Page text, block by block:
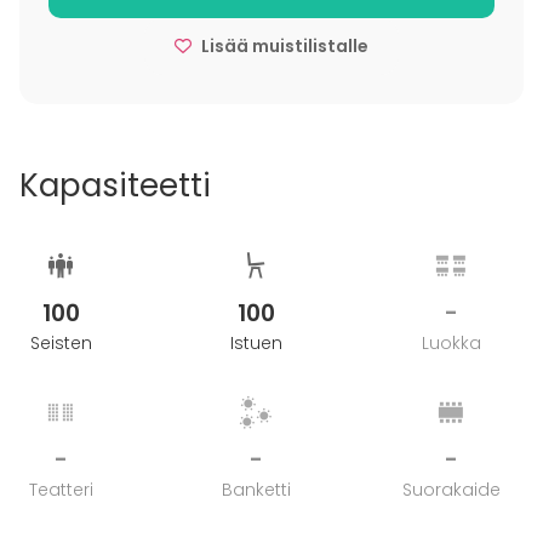
Lisää muistilistalle
Kapasiteetti
100
Seisten
100
Istuen
-
Luokka
-
Teatteri
-
Banketti
-
Suorakaide